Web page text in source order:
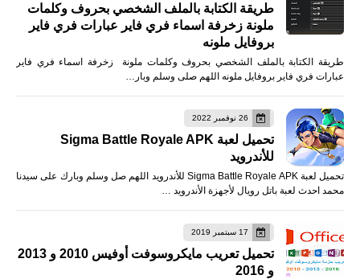
طريقة الكتابة بالملف الشخصي بحروف وكلمات
ملونة زخرفة اسماء فري فاير عبارات فري فاير
بروفايل ملونه
طريقة الكتابة بالملف الشخصي بحروف وكلمات ملونة زخرفة اسماء فري فاير
عبارات فري فاير بروفايل ملونه اللهم صلى وسلم وبار…
26 نوفمبر 2022
تحميل لعبة Sigma Battle Royale APK
للأندرويد
تحميل لعبة Sigma Battle Royale APK للأندرويد اللهم صل وسلم وبارك على سيدنا
محمد احدث لعبة باتل رويال لأجهزة الأندرويد …
17 سبتمبر 2019
تحميل تعريب مايكروسوفت أوفيس 2010 و 2013
و 2016